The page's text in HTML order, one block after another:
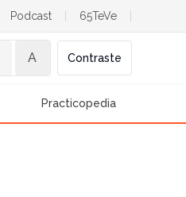
Podcast 65TeVe
A Contraste
Practicopedia